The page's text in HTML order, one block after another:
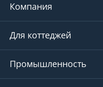
Компания
Для коттеджей
Промышленность